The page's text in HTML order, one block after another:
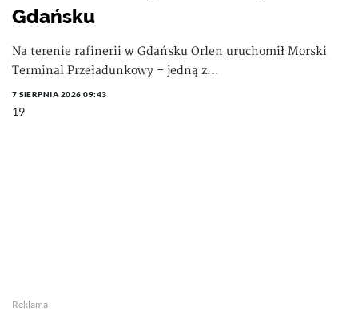
Gdańsku
Na terenie rafinerii w Gdańsku Orlen uruchomił Morski
Terminal Przeładunkowy – jedną z...
7 SIERPNIA 2026 09:43
19
Reklama